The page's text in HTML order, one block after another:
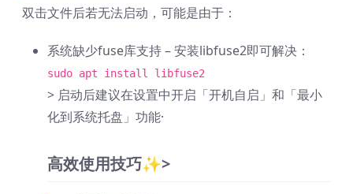
双击文件后若无法启动，可能是由于：
系统缺少fuse库支持 – 安装libfuse2即可解决：
sudo apt install libfuse2
> 启动后建议在设置中开启「开机自启」和「最小
化到系统托盘」功能·
高效使用技巧✨>